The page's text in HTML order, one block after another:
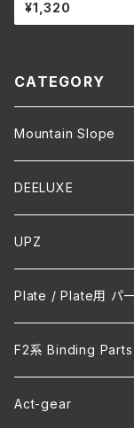
¥1,320
CATEGORY
Mountain Slope
DEELUXE
UPZ
Plate / Plate用 パ
F2系 Binding Parts
Act-gear